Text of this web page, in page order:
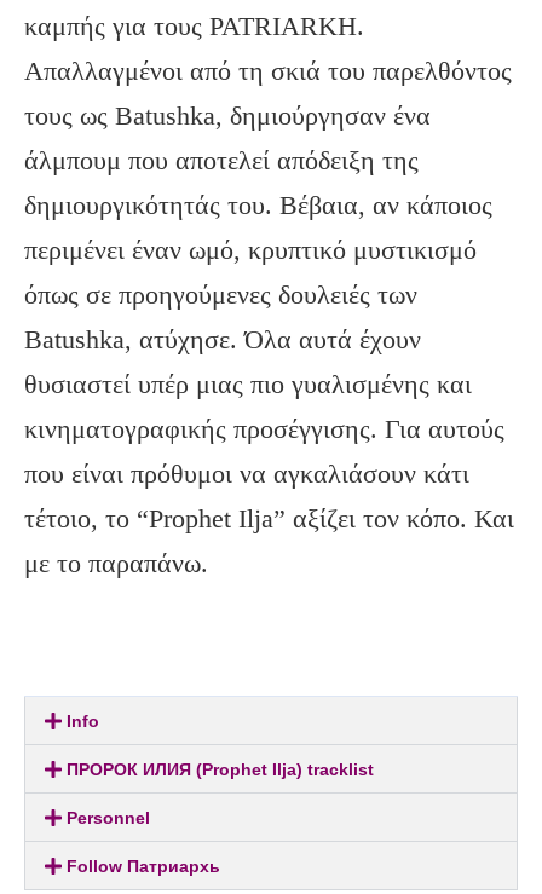
καμπής για τους PATRIARKH.
Απαλλαγμένοι από τη σκιά του παρελθόντος
τους ως Batushka, δημιούργησαν ένα
άλμπουμ που αποτελεί απόδειξη της
δημιουργικότητάς του. Βέβαια, αν κάποιος
περιμένει έναν ωμό, κρυπτικό μυστικισμό
όπως σε προηγούμενες δουλειές των
Batushka, ατύχησε. Όλα αυτά έχουν
θυσιαστεί υπέρ μιας πιο γυαλισμένης και
κινηματογραφικής προσέγγισης. Για αυτούς
που είναι πρόθυμοι να αγκαλιάσουν κάτι
τέτοιο, το “Prophet Ilja” αξίζει τον κόπο. Και
με το παραπάνω.
Info
ПРОРОК ИЛИЯ (Prophet Ilja) tracklist
Personnel
Follow Патриархь